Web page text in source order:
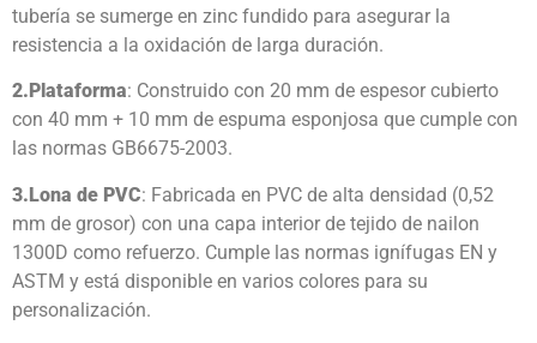
tubería se sumerge en zinc fundido para asegurar la
resistencia a la oxidación de larga duración.
2. Plataforma: Construido con 20 mm de espesor cubierto
con 40 mm + 10 mm de espuma esponjosa que cumple con
las normas GB6675-2003.
3.Lona de PVC: Fabricada en PVC de alta densidad (0,52
mm de grosor) con una capa interior de tejido de nailon
1300D como refuerzo. Cumple las normas ignífugas EN y
ASTM y está disponible en varios colores para su
personalización.